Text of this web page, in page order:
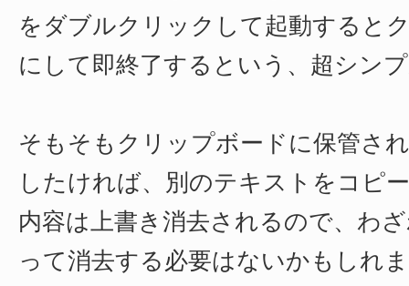
をダブルクリックして起動すると
にして即終了するという、超シン
そもそもクリップボードに保管さ
したければ、別のテキストをコピ
内容は上書き消去されるので、わ
って消去する必要はないかもしれ